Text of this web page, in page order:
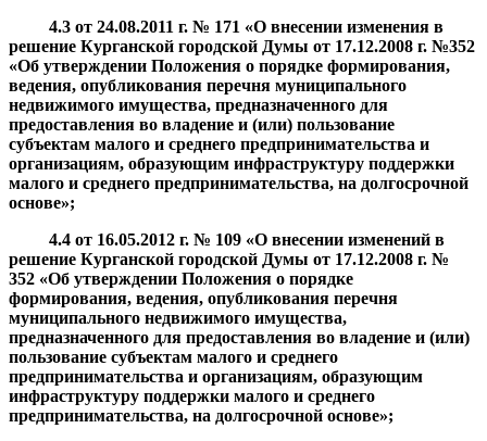
4.3от24.08.2011 г. № 171 «О внесении изменения в
решение Курганской городской Думы от 17.12.2008 г. №352
«Об утверждении Положения о порядке формирования,
ведения, опубликования перечня муниципального
недвижимого имущества, предназначенного для
предоставления во владение и (или) пользование
субъектам малого и среднего предпринимательства и
организациям, образующим инфраструктуру поддержки
малого и среднего предпринимательства, на долгосрочной
основе»;
4.4от 16.05.2012 г. № 109 «О внесении изменений в
решение Курганской городской Думы от 17.12.2008 г. №
352 «Об утверждении Положения о порядке
формирования, ведения, опубликования перечня
муниципального недвижимого имущества,
предназначенного для предоставления во владение и (или)
пользование субъектам малого и среднего
предпринимательства и организациям, образующим
инфраструктуру поддержки малого и среднего
предпринимательства, на долгосрочной основе»;